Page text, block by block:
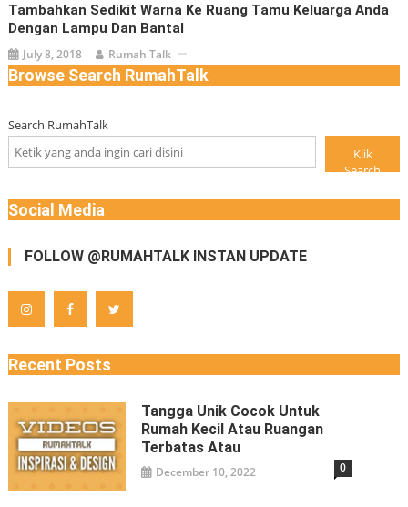
Tambahkan Sedikit Warna Ke Ruang Tamu Keluarga Anda
Dengan Lampu Dan Bantal
July 8, 2018 Rumah Talk
Browse Search RumahTalk
Search RumahTalk
Klik
Search
Social Media
FOLLOW @RUMAHTALK INSTAN UPDATE
Recent Posts
Tangga Unik Cocok Untuk
Rumah Kecil Atau Ruangan
Terbatas Atau
December 10, 2022 0